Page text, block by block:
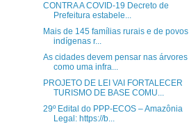
CONTRA A COVID-19 Decreto de
Prefeitura estabele...
Mais de 145 famílias rurais e de povos
indígenas r...
As cidades devem pensar nas árvores
como uma infra...
PROJETO DE LEI VAI FORTALECER
TURISMO DE BASE COMU...
29º Edital do PPP-ECOS – Amazônia
Legal: https://b...